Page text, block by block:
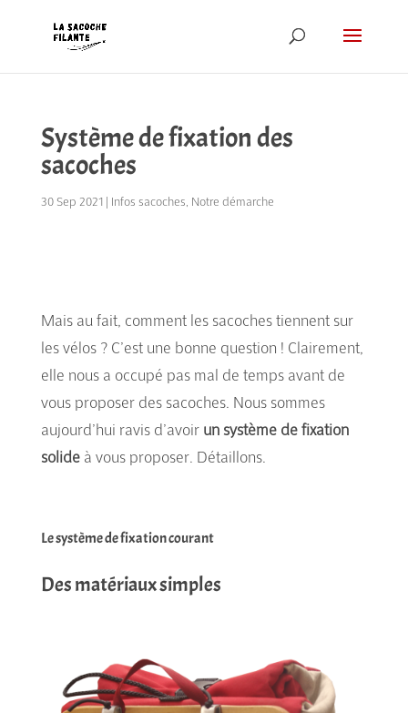
Système de fixation des
sacoches
30 Sep 2021| Infos sacoches, Notre démarche
Mais au fait, comment les sacoches tiennent sur
les vélos ? C’est une bonne question ! Clairement,
elle nous a occupé pas mal de temps avant de
vous proposer des sacoches. Nous sommes
aujourd’hui ravis d’avoirun système de fixation
solideà vous proposer. Détaillons.
Le système de fixation courant
Des matériaux simples